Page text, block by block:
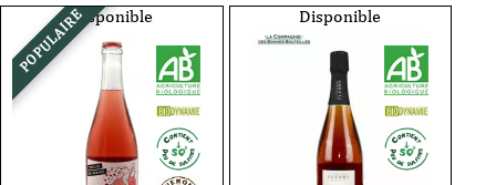
-
Domaine
Saint-
Cyr
Pet
Nat
-
75
cl
rosé
-
Seconde
Peau
75
cl
POPULAIREDisponible Disponible